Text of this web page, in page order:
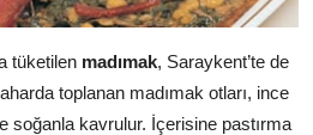
tüketilen madımak, Saraykent’te de
toplanan madımak otları, ince
soğanla kavrulur. İçerisine pastırma